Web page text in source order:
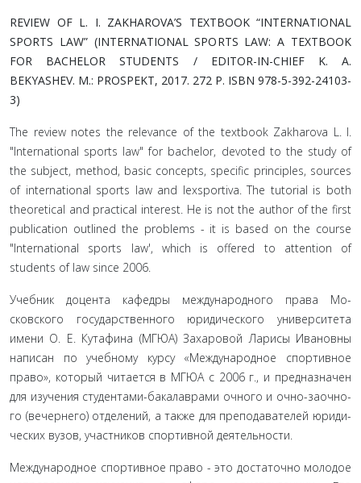
REVIEW OF L. I. ZAKHAROVA’S TEXTBOOK “INTERNATIONAL
SPORTS LAW” (INTERNATIONAL SPORTS LAW: A TEXTBOOK
FOR BACHELOR STUDENTS / EDITOR-IN-CHIEF K. A.
BEKYASHEV. M.: PROSPEKT, 2017. 272 P. ISBN 978-5-392-24103-
3)
The review notes the relevance of the textbook Zakharova L. I.
"International sports law" for bachelor, devoted to the study of
the subject, method, basic concepts, specific principles, sources
of international sports law and lexsportiva. The tutorial is both
theoretical and practical interest. He is not the author of the first
publication outlined the problems - it is based on the course
"International sports law', which is offered to attention of
students of law since 2006.
Учебник доцента кафедры международного права Мо­
сковского государственного юридического университета
имени О. Е. Кутафина (МГЮА) Захаровой Ларисы Иванов­ны
написан по учебному курсу «Международное спортивное
право», который читается в МГЮА с 2006 г., и предназначен
для изучения студентами-бакалаврами очного и очно-заочно­
го (вечернего) отделений, а также для преподавателей юриди­
ческих вузов, участников спортивной деятельности.
Международное спортивное право - это достаточно мо­лодое